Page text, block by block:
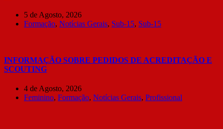
5 de Agosto, 2026
Formação, Notícias Gerais, Sub-15, Sub-15
INFORMAÇÃO SOBRE PEDIDOS DE ACREDITAÇÃO E
SCOUTING
4 de Agosto, 2026
Feminino, Formação, Notícias Gerais, Profissional